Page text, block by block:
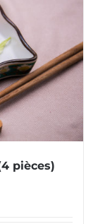
pièces)